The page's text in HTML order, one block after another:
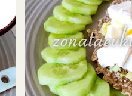
ЗАКУСКА/СНАК